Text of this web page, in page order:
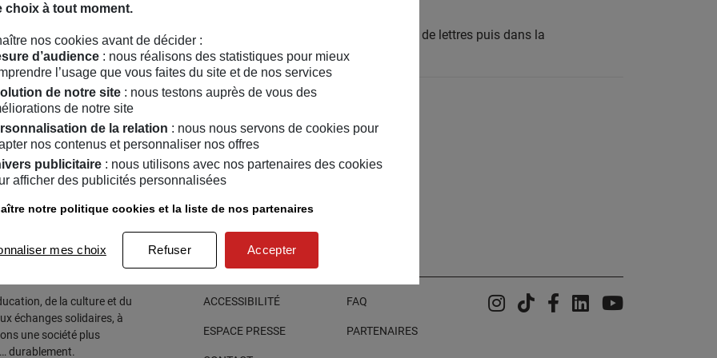
dans le plaisir et mémoriser plus facilement.
Marracci a un double parcours dans l’éducation comme professeur de lettres puis dans la
dans le domaine de la recherche et de l’innovation.
web :
www.linkedin.com/in/veroniquemarracci
www.instagram.com/veroniquemarracci
Friess / MAIF
de la culture et du
échanges solidaires, à
une société plus
durablement.
ACCESSIBILITÉ
ESPACE PRESSE
FAQ
PARTENAIRES
Instagram
TiktokFacebook
LinkedinYouTube
choix à tout moment.
nos cookies avant de décider :
d’audience : nous réalisons des statistiques pour mieux
l’usage que vous faites du site et de nos services
de notre site : nous testons auprès de vous des
de notre site
de la relation : nous nous servons de cookies pour
nos contenus et personnaliser nos offres
publicitaire : nous utilisons avec nos partenaires des cookies
afficher des publicités personnalisées
notre politique cookies et la liste de nos partenaires
mes choix Refuser Accepter